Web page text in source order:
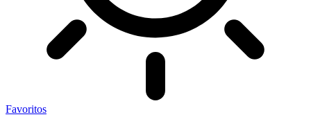
Favoritos